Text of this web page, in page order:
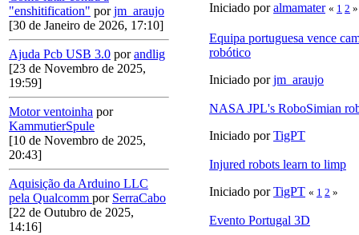
"enshitification" porjm_araujo
[30 de Janeiro de 2026, 17:10]
Ajuda Pcb USB 3.0 porandlig
[23 de Novembro de 2025,
19:59]
Motor ventoinha por
KammutierSpule
[10 de Novembro de 2025,
20:43]
Aquisição da Arduino LLC
pela Qualcomm por SerraCabo
[22 de Outubro de 2025,
14:16]
Iniciado poralmamater « 1 2 »
Equipa portuguesa vence
robótico
Iniciado porjm_araujo
NASA JPL's RoboSimian
Iniciado porTigPT
Injured robots learn to limp
Iniciado porTigPT « 1 2 »
Evento Portugal 3D